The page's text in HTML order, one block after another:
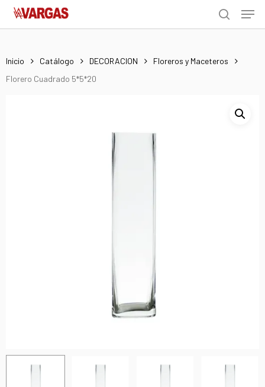
Skip
search
Menu
Inicio Catálogo DECORACION
Floreros y Maceteros
Florero Cuadrado 5*5*20